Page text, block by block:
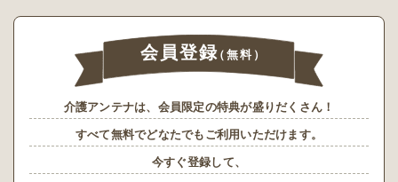
会員登録（無料）
介護アンテナは、会員限定の特典が盛りだくさん！
すべて無料でどなたでもご利用いただけます。
今すぐ登録して、